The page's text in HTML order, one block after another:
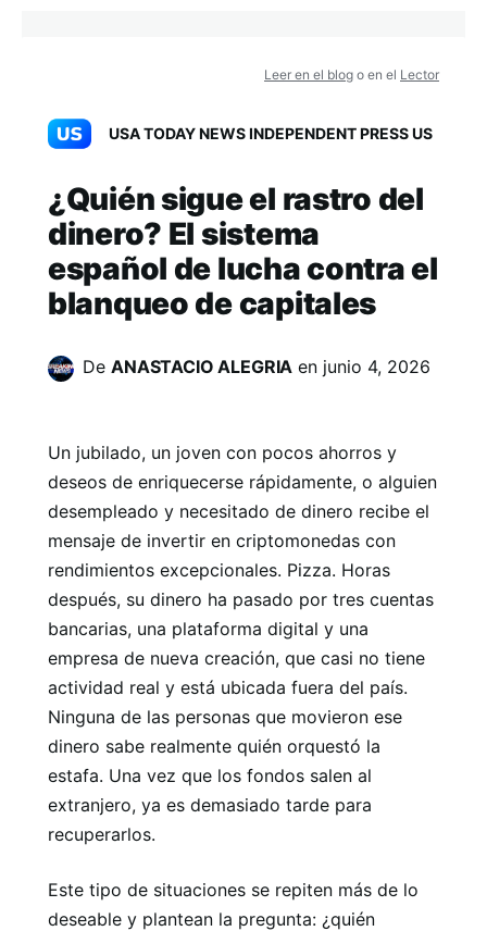
Leer en el blog o en el Lector
USA TODAY NEWS INDEPENDENT PRESS US
¿Quién sigue el rastro del
dinero? El sistema
español de lucha contra el
blanqueo de capitales
De ANASTACIO ALEGRIA en junio 4, 2026
Un jubilado, un joven con pocos ahorros y
deseos de enriquecerse rápidamente, o alguien
desempleado y necesitado de dinero recibe el
mensaje de invertir en criptomonedas con
rendimientos excepcionales. Pizza. Horas
después, su dinero ha pasado por tres cuentas
bancarias, una plataforma digital y una
empresa de nueva creación, que casi no tiene
actividad real y está ubicada fuera del país.
Ninguna de las personas que movieron ese
dinero sabe realmente quién orquestó la
estafa. Una vez que los fondos salen al
extranjero, ya es demasiado tarde para
recuperarlos.
Este tipo de situaciones se repiten más de lo
deseable y plantean la pregunta: ¿quién